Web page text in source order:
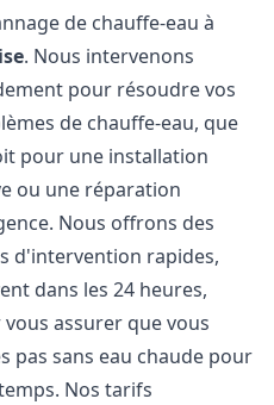
de chauffe-eau à
. Nous intervenons
pour résoudre vos
de chauffe-eau, que
pour une installation
ou une réparation
Nous offrons des
d'intervention rapides,
dans les 24 heures,
assurer que vous
pas sans eau chaude pour
Nos tarifs